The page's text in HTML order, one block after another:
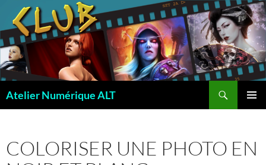
Atelier Numérique ALT
COLORISER UNE PHOTO EN